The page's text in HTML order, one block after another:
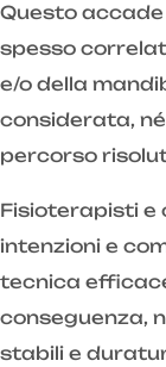
Questo
spesso
e/o della
considerata,
percorso
Fisioterapisti e
intenzioni e
tecnica
conseguenza,
stabili e